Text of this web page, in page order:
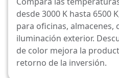
6500K
desde 3000 K hasta 6500
para oficinas, almacenes,
iluminación exterior.
de color mejora la
retorno de la inversión.